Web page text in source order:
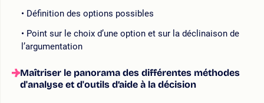
Définition des options possibles
Point sur le choix d’une option et sur la déclinaison de
l’argumentation
Maîtriser le panorama des différentes méthodes
d'analyse et d'outils d’aide à la décision